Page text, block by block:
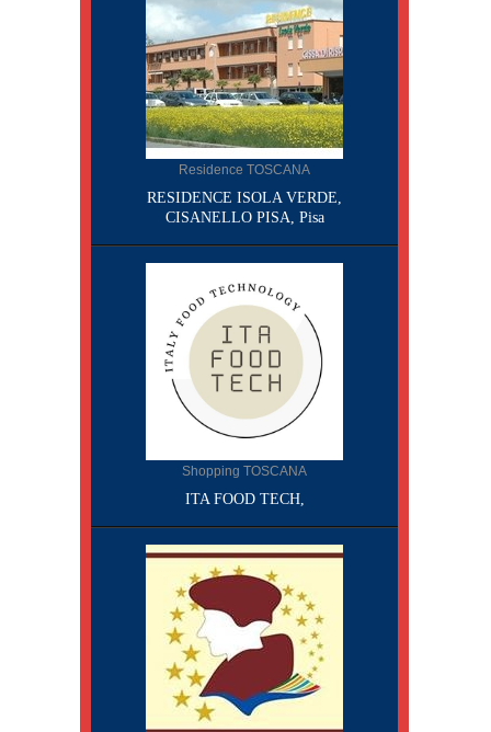
Residence TOSCANA
RESIDENCE ISOLA VERDE,
CISANELLO PISA, Pisa
Shopping TOSCANA
ITA FOOD TECH,